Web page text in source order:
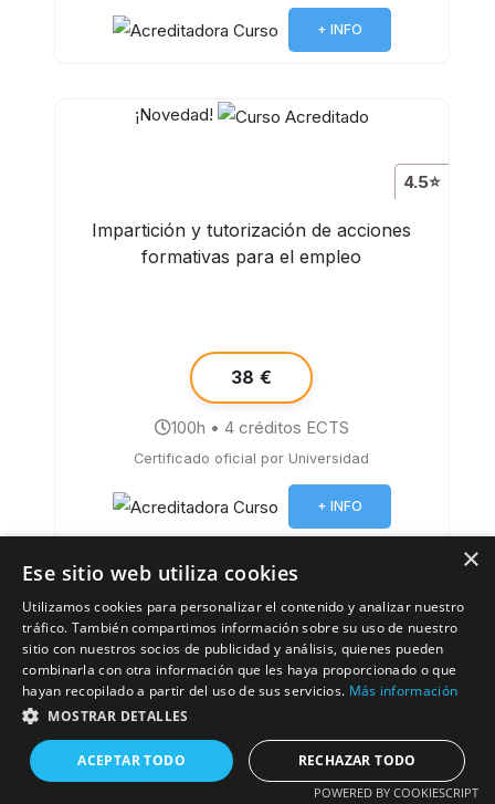
+ INFO
¡Novedad!
4.5⭐
Impartición y tutorización de acciones
formativas para el empleo
38 €
100h • 4 créditos ECTS
Certificado oficial por Universidad
+ INFO
4.5⭐
Evaluación del proceso de enseñanza
el empleo
×
Ese sitio web utiliza cookies
Utilizamos cookies para personalizar el contenido y analizar nuestro
tráfico. También compartimos información sobre su uso de nuestro
sitio con nuestros socios de publicidad y análisis, quienes pueden
combinarla con otra información que les haya proporcionado o que
hayan recopilado a partir del uso de sus servicios. Más información
MOSTRAR DETALLES
ACEPTAR TODO RECHAZAR TODO
POWERED BY COOKIESCRIPT